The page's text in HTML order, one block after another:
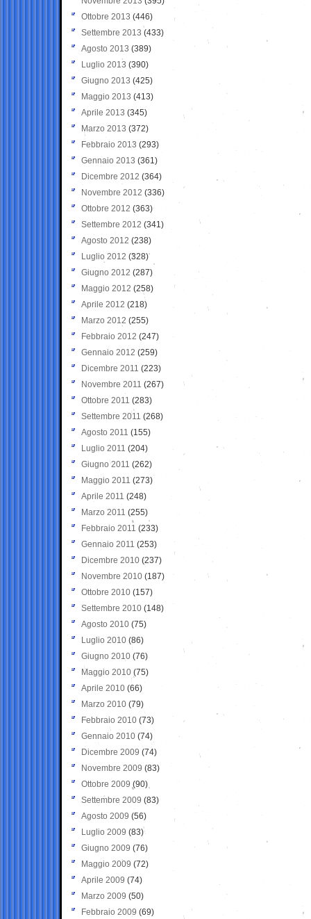
Ottobre 2013 (446)
Settembre 2013 (433)
Agosto 2013 (389)
Luglio 2013 (390)
Giugno 2013 (425)
Maggio 2013 (413)
Aprile 2013 (345)
Marzo 2013 (372)
Febbraio 2013 (293)
Gennaio 2013 (361)
Dicembre 2012 (364)
Novembre 2012 (336)
Ottobre 2012 (363)
Settembre 2012 (341)
Agosto 2012 (238)
Luglio 2012 (328)
Giugno 2012 (287)
Maggio 2012 (258)
Aprile 2012 (218)
Marzo 2012 (255)
Febbraio 2012 (247)
Gennaio 2012 (259)
Dicembre 2011 (223)
Novembre 2011 (267)
Ottobre 2011 (283)
Settembre 2011 (268)
Agosto 2011 (155)
Luglio 2011 (204)
Giugno 2011 (262)
Maggio 2011 (273)
Aprile 2011 (248)
Marzo 2011 (255)
Febbraio 2011 (233)
Gennaio 2011 (253)
Dicembre 2010 (237)
Novembre 2010 (187)
Ottobre 2010 (157)
Settembre 2010 (148)
Agosto 2010 (75)
Luglio 2010 (86)
Giugno 2010 (76)
Maggio 2010 (75)
Aprile 2010 (66)
Marzo 2010 (79)
Febbraio 2010 (73)
Gennaio 2010 (74)
Dicembre 2009 (74)
Novembre 2009 (83)
Ottobre 2009 (90)
Settembre 2009 (83)
Agosto 2009 (56)
Luglio 2009 (83)
Giugno 2009 (76)
Maggio 2009 (72)
Aprile 2009 (74)
Marzo 2009 (50)
Febbraio 2009 (69)